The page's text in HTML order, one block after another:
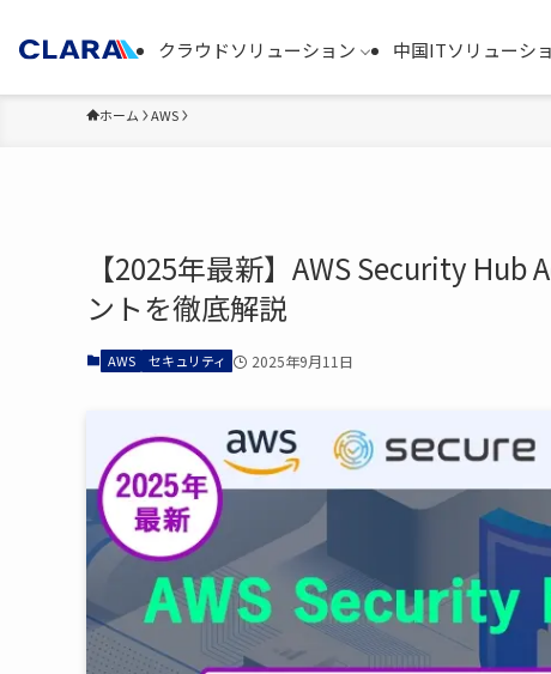
クラウドソリューション 中国ITソリューシ
ホーム AWS
【2025年最新】AWS Security Hub
ントを徹底解説
AWS セキュリティ 2025年9月11日